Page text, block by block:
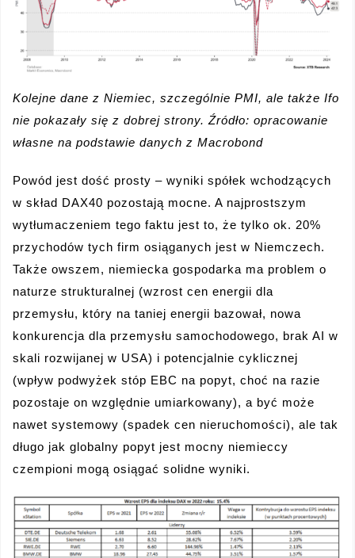
Kolejne dane z Niemiec, szczególnie PMI, ale także Ifo
nie pokazały się z dobrej strony. Źródło: opracowanie
własne na podstawie danych z Macrobond
Powód jest dość prosty – wyniki spółek wchodzących
w skład DAX40 pozostają mocne. A najprostszym
wytłumaczeniem tego faktu jest to, że tylko ok. 20%
przychodów tych firm osiąganych jest w Niemczech.
Także owszem, niemiecka gospodarka ma problem o
naturze strukturalnej (wzrost cen energii dla
przemysłu, który na taniej energii bazował, nowa
konkurencja dla przemysłu samochodowego, brak AI w
skali rozwijanej w USA) i potencjalnie cyklicznej
(wpływ podwyżek stóp EBC na popyt, choć na razie
pozostaje on względnie umiarkowany), a być może
nawet systemowy (spadek cen nieruchomości), ale tak
długo jak globalny popyt jest mocny niemieccy
czempioni mogą osiągać solidne wyniki.